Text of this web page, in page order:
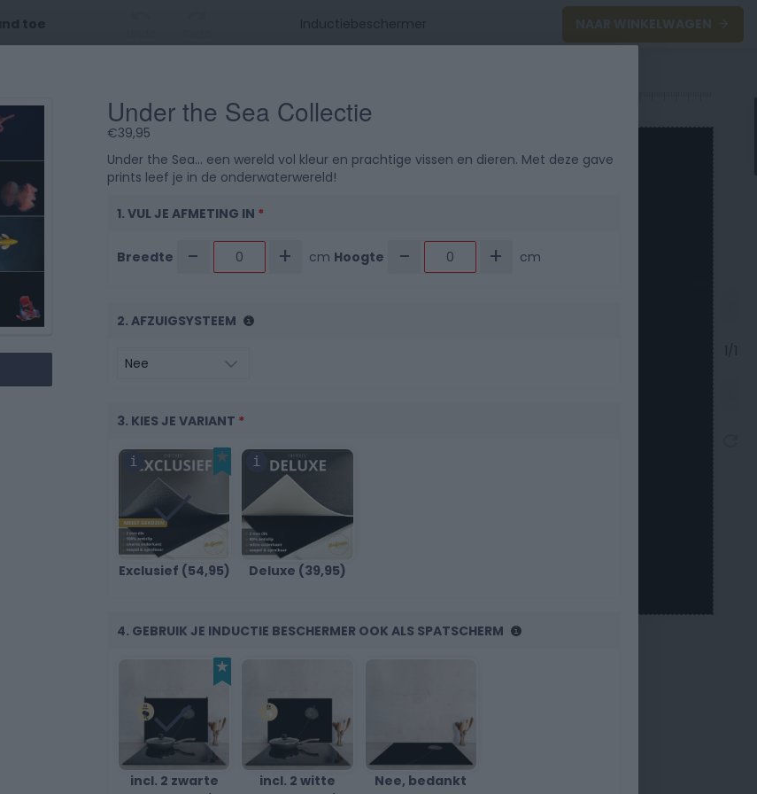
NAAR WINKELWAGEN
20 30
Under the Sea Collectie
€39,95
Under the Sea… een wereld vol kleur en prachtige vissen en dieren. Met deze gave
prints leef je in de onderwaterwereld!
1. VUL JE AFMETING IN *
Breedte - + cm Hoogte - + cm
2. AFZUIGSYSTEEM
3. KIES JE VARIANT *
Exclusief (54,95) Deluxe (39,95)
4. GEBRUIK JE INDUCTIE BESCHERMER OOK ALS SPATSCHERM
incl. 2 zwarte
incl. 2 witte
Nee, bedankt